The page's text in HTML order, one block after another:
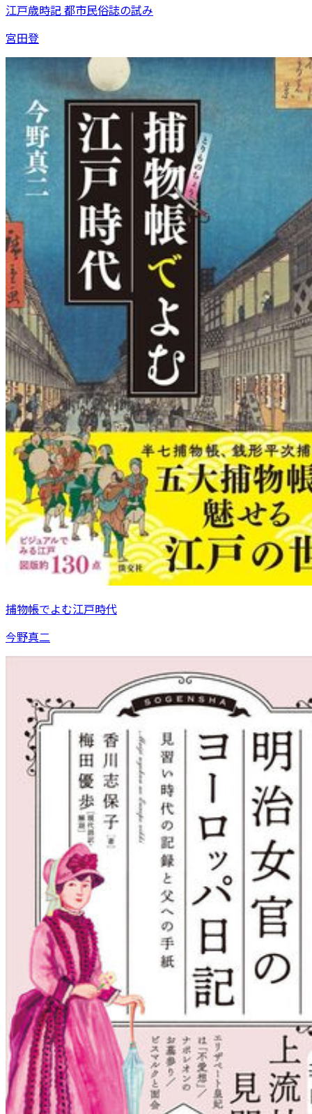
江戸歳時記 都市民俗誌の試み
宮田登
捕物帳でよむ江戸時代
今野真二